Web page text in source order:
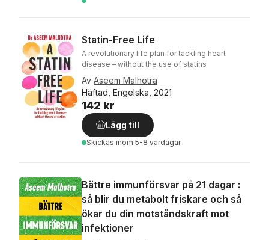
Statin-Free Life
A revolutionary life plan for tackling heart
disease – without the use of statins
Av Aseem Malhotra
Häftad, Engelska, 2021
142 kr
Lägg till
Skickas inom 5-8 vardagar
Bättre immunförsvar på 21 dagar :
så blir du metabolt friskare och så
ökar du din motståndskraft mot
infektioner